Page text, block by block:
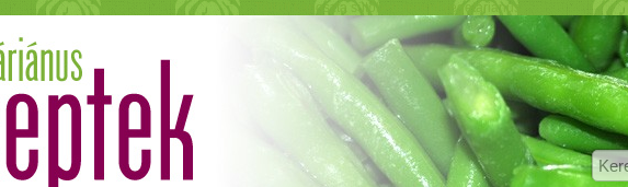
Töltött káposzta sütőben recept vegetáriánus